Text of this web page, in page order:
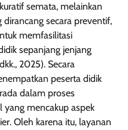
semata, melainkan
secara preventif,
memfasilitasi
sepanjang jenjang
2025). Secara
peserta didik
dalam proses
mencakup aspek
Oleh karena itu, layanan